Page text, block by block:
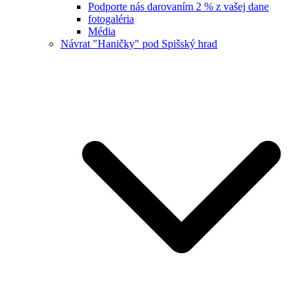
Podporte nás darovaním 2 % z vašej dane
fotogaléria
Média
Návrat "Haničky" pod Spišský hrad